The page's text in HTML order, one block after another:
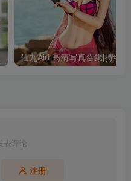
仙九Airi 高清写真合集[持续
表评论
注册